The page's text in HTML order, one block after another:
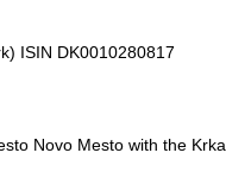
ISIN DK0010280817
Novo Mesto with the Krka